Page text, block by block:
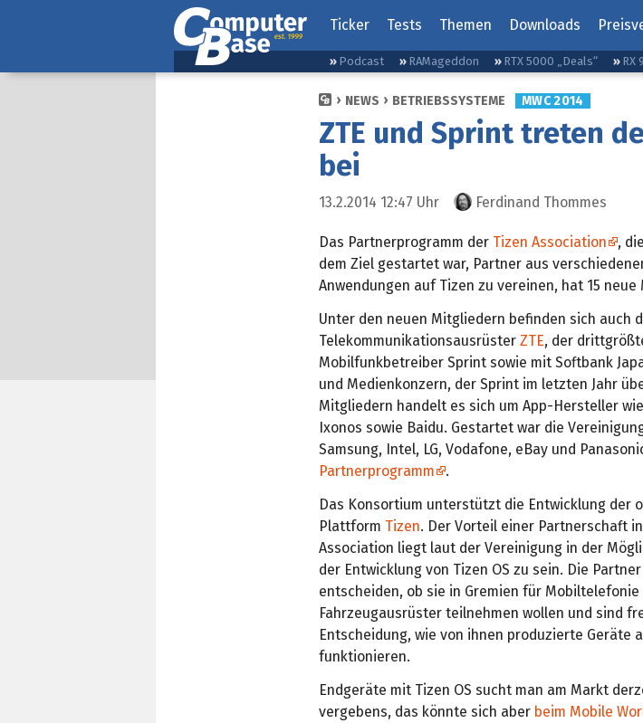
Ticker Tests Themen Downloads
Podcast RAMageddon RTX 5000 „Deals“ RX
NEWS BETRIEBSSYSTEME MWC 2014
ZTE und Sprint treten
bei
13.2.2014 12:47 Uhr Ferdinand Thommes
Das Partnerprogramm der Tizen Association
,
dem Ziel gestartet war, Partner aus
Anwendungen auf Tizen zu vereinen, hat 15
Unter den neuen Mitgliedern befinden sich auch
Telekommunikationsausrüster ZTE, der
Mobilfunkbetreiber Sprint sowie mit Softbank
und Medienkonzern, der Sprint im letzten Jahr
Mitgliedern handelt es sich um App-Hersteller
Ixonos sowie Baidu. Gestartet war die
Samsung, Intel, LG, Vodafone, eBay und
Partnerprogramm
.
Das Konsortium unterstützt die Entwicklung der
Plattform Tizen. Der Vorteil einer Partnerschaft
Association liegt laut der Vereinigung in der
der Entwicklung von Tizen OS zu sein. Die
entscheiden, ob sie in Gremien für Mobiltelefonie
Fahrzeugausrüster teilnehmen wollen und sind
Entscheidung, wie von ihnen produzierte Geräte
funktionieren.
Endgeräte mit Tizen OS sucht man am Markt
vergebens, das könnte sich aber beim Mobile